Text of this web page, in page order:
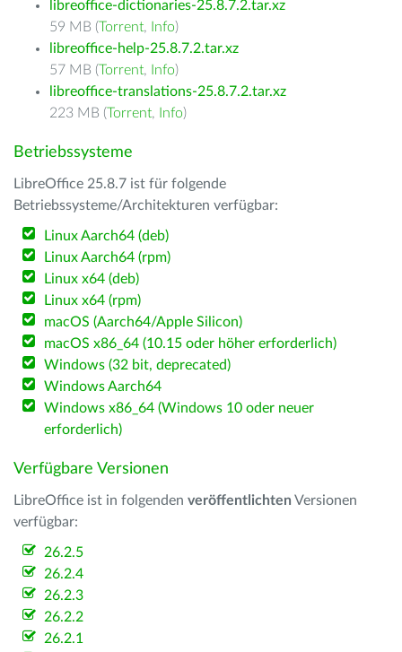
libreoffice-dictionaries-25.8.7.2.tar.xz
59 MB (Torrent, Info)
libreoffice-help-25.8.7.2.tar.xz
57 MB (Torrent, Info)
libreoffice-translations-25.8.7.2.tar.xz
223 MB (Torrent, Info)
Betriebssysteme
LibreOffice 25.8.7 ist für folgende
Betriebssysteme/Architekturen verfügbar:
Linux Aarch64 (deb)
Linux Aarch64 (rpm)
Linux x64 (deb)
Linux x64 (rpm)
macOS (Aarch64/Apple Silicon)
macOS x86_64 (10.15 oder höher erforderlich)
Windows (32 bit, deprecated)
Windows Aarch64
Windows x86_64 (Windows 10 oder neuer
erforderlich)
Verfügbare Versionen
LibreOffice ist in folgenden veröffentlichten Versionen
verfügbar:
26.2.5
26.2.4
26.2.3
26.2.2
26.2.1